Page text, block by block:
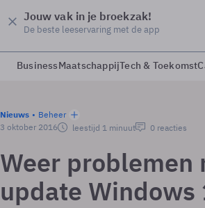
Jouw vak in je broekzak!
De beste leeservaring met de app
BusinessMaatschappijTech & Toekomst
Nieuws
Beheer
3 oktober 2016
leestijd 1 minuut 0 reacties
Weer problemen
update Windows